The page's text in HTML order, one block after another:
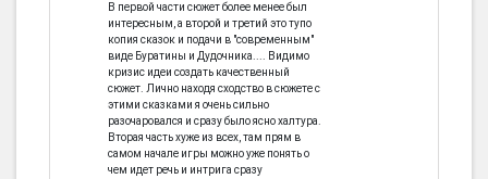
В первой части сюжет более менее был
интересным, а второй и третий это тупо
копия сказок и подачи в "cовременным"
виде Буратины и Дудочника.... Видимо
кризис идеи создать качественный
сюжет. Лично находя сходство в сюжете с
этими сказками я очень сильно
разочаровался и сразу было ясно халтура.
Вторая часть хуже из всех, там прям в
самом начале игры можно уже понять о
чем идет речь и интрига сразу